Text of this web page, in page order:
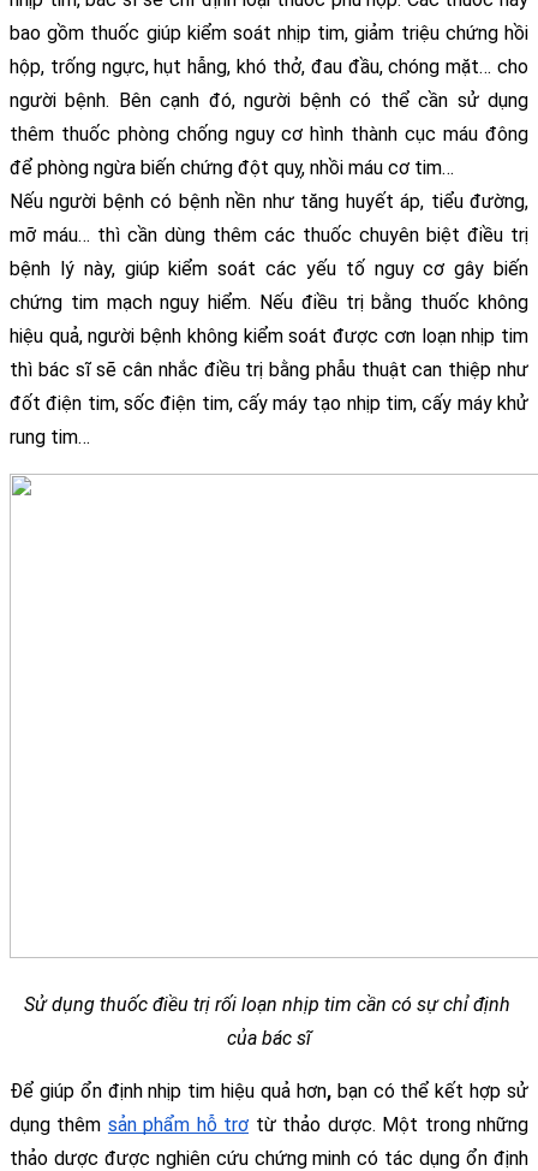
bao gồm thuốc giúp kiểm soát nhịp tim, giảm triệu chứng hồi
hộp, trống ngực, hụt hẫng, khó thở, đau đầu, chóng mặt… cho
người bệnh. Bên cạnh đó, người bệnh có thể cần sử dụng
thêm thuốc phòng chống nguy cơ hình thành cục máu đông
để phòng ngừa biến chứng đột quỵ, nhồi máu cơ tim…
Nếu người bệnh có bệnh nền như tăng huyết áp, tiểu đường,
mỡ máu… thì cần dùng thêm các thuốc chuyên biệt điều trị
bệnh lý này, giúp kiểm soát các yếu tố nguy cơ gây biến
chứng tim mạch nguy hiểm. Nếu điều trị bằng thuốc không
hiệu quả, người bệnh không kiểm soát được cơn loạn nhịp tim
thì bác sĩ sẽ cân nhắc điều trị bằng phẫu thuật can thiệp như
đốt điện tim, sốc điện tim, cấy máy tạo nhịp tim, cấy máy khử
rung tim…
Sử dụng thuốc điều trị rối loạn nhịp tim cần có sự chỉ định
của bác sĩ
Để giúp ổn định nhịp tim hiệu quả hơn, bạn có thể kết hợp sử
dụng thêm sản phẩm hỗ trợ từ thảo dược. Một trong những
thảo dược được nghiên cứu chứng minh có tác dụng ổn định